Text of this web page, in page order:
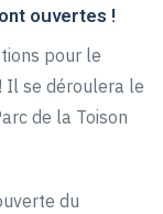
ouvertes !
pour le
Il se déroulera le
de la Toison
du